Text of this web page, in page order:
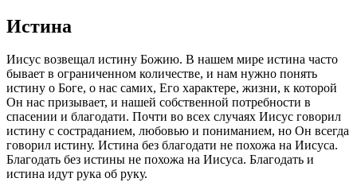
Истина
Иисус возвещал истину Божию. В нашем мире истина часто
бывает в ограниченном количестве, и нам нужно понять
истину о Боге, о нас самих, Его характере, жизни, к которой
Он нас призывает, и нашей собственной потребности в
спасении и благодати. Почти во всех случаях Иисус говорил
истину с состраданием, любовью и пониманием, но Он всегда
говорил истину. Истина без благодати не похожа на Иисуса.
Благодать без истины не похожа на Иисуса. Благодать и
истина идут рука об руку.